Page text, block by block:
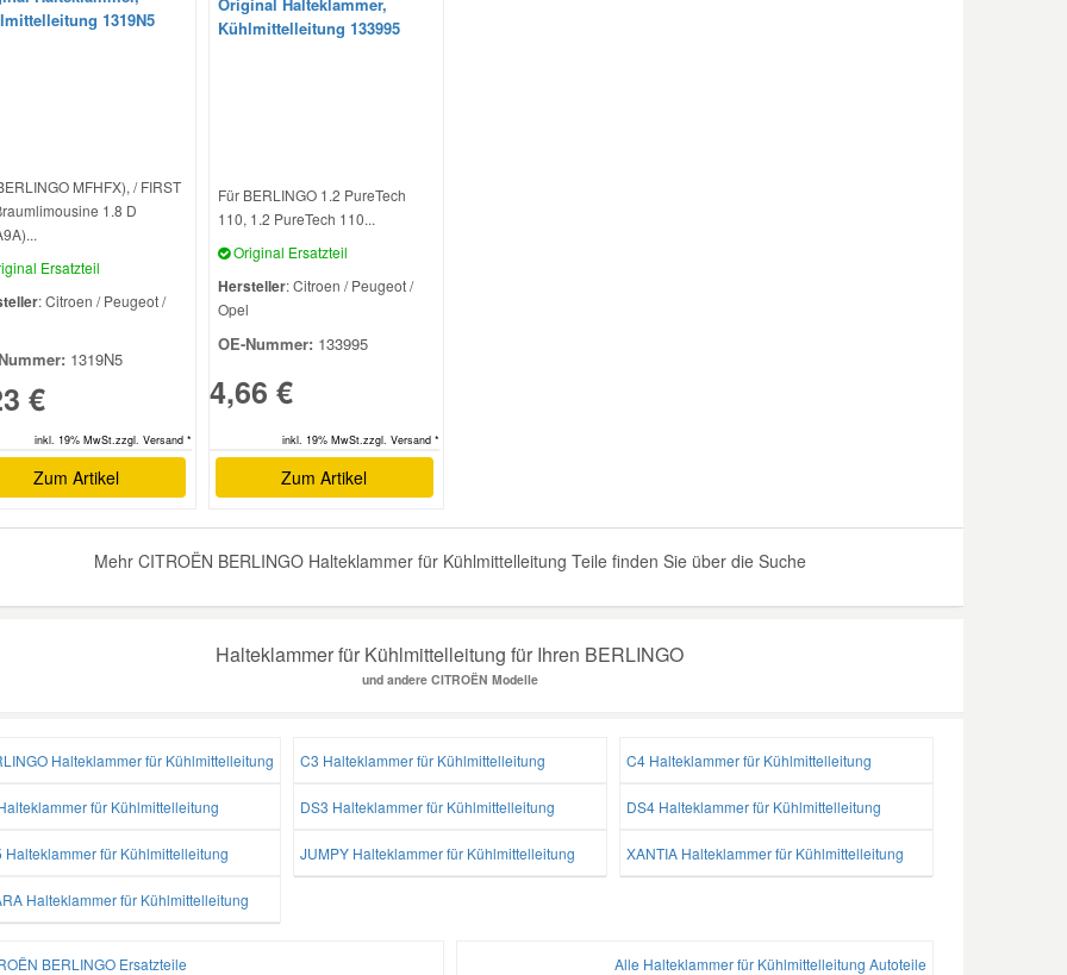
1319N5
MFHFX), / FIRST
1.8 D
Ersatzteil
: Citroen / Peugeot /
1319N5
€
inkl. 19% MwSt.zzgl. Versand *
Zum Artikel
Kühlmittelleitung 133995
Für BERLINGO 1.2 PureTech
110, 1.2 PureTech 110...
Original Ersatzteil
Hersteller: Citroen / Peugeot /
Opel
OE-Nummer: 133995
4,66 €
inkl. 19% MwSt.zzgl. Versand *
Zum Artikel
Mehr CITROËN BERLINGO Halteklammer für Kühlmittelleitung Teile finden Sie über die Suche
Halteklammer für Kühlmittelleitung für Ihren BERLINGO
und andere CITROËN Modelle
Halteklammer für Kühlmittelleitung C3 Halteklammer für Kühlmittelleitung C4 Halteklammer für Kühlmittelleitung
für Kühlmittelleitung DS3 Halteklammer für Kühlmittelleitung DS4 Halteklammer für Kühlmittelleitung
Halteklammer für Kühlmittelleitung JUMPY Halteklammer für Kühlmittelleitung XANTIA Halteklammer für Kühlmittelleitung
Halteklammer für Kühlmittelleitung
BERLINGO Ersatzteile Alle Halteklammer für Kühlmittelleitung Autoteile